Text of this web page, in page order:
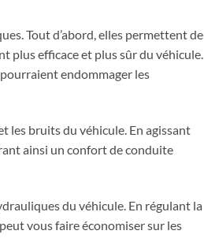
Tout d’abord, elles permettent de
plus efficace et plus sûr du véhicule.
endommager les
les bruits du véhicule. En agissant
ainsi un confort de conduite
du véhicule. En régulant la
vous faire économiser sur les